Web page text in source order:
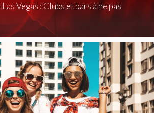
Vegas : Clubs et bars à ne pas